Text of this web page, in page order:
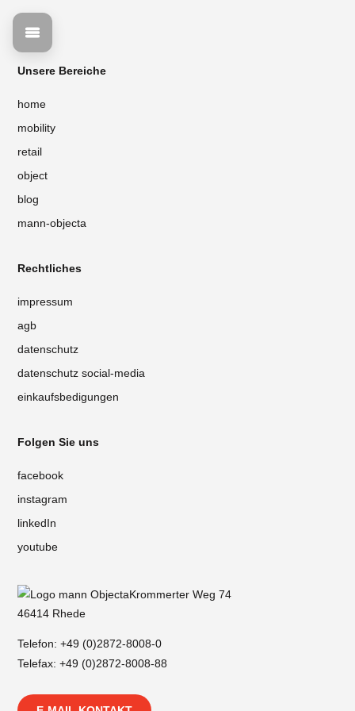
Unsere Bereiche
home
mobility
retail
object
blog
mann-objecta
Rechtliches
impressum
agb
datenschutz
datenschutz social-media
einkaufsbedigungen
Folgen Sie uns
facebook
instagram
linkedIn
youtube
Krommerter Weg 74
46414 Rhede
Telefon:+49 (0)2872-8008-0
Telefax: +49 (0)2872-8008-88